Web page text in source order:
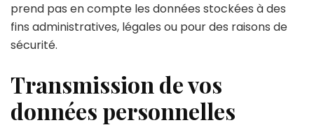
prend pas en compte les données stockées à des
fins administratives, légales ou pour des raisons de
sécurité.
Transmission de vos
données personnelles